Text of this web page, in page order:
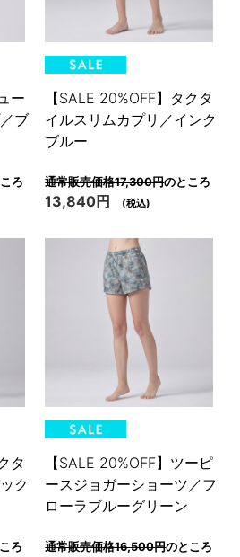
ー
ブ
ろ
【SALE 20%OFF】タクタ
イルスリムカプリ／インク
ブルー
通常販売価格17,300円のところ
13,840円 (税込)
タ
ク
ろ
【SALE 20%OFF】ツーピ
ースジョガーショーツ／フ
ローラブルーグリーン
通常販売価格16,500円のところ